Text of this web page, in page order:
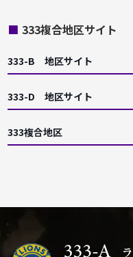
■ 333複合地区サイト
333-B 地区サイト
333-D 地区サイト
333複合地区